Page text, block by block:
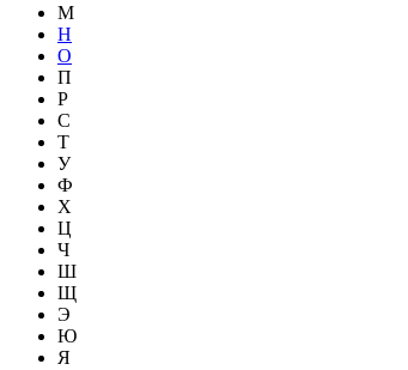
М
Н
О
П
Р
С
Т
У
Ф
Х
Ц
Ч
Ш
Щ
Э
Ю
Я